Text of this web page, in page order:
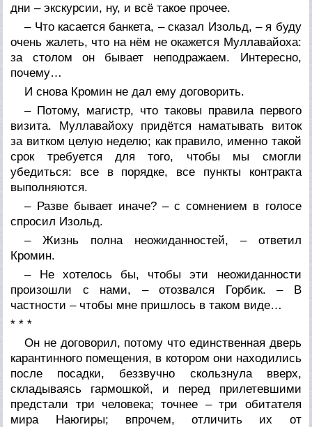
дни – экскурсии, ну, и всё такое прочее.
– Что касается банкета, – сказал Изольд, – я буду
очень жалеть, что на нём не окажется Муллавайоха:
за столом он бывает неподражаем. Интересно,
почему…
И снова Кромин не дал ему договорить.
– Потому, магистр, что таковы правила первого
визита. Муллавайоху придётся наматывать виток
за витком целую неделю; как правило, именно такой
срок требуется для того, чтобы мы смогли
убедиться: все в порядке, все пункты контракта
выполняются.
– Разве бывает иначе? – с сомнением в голосе
спросил Изольд.
– Жизнь полна неожиданностей, – ответил
Кромин.
– Не хотелось бы, чтобы эти неожиданности
произошли с нами, – отозвался Горбик. – В
частности – чтобы мне пришлось в таком виде…
* * *
Он не договорил, потому что единственная дверь
карантинного помещения, в котором они находились
после посадки, беззвучно скользнула вверх,
складываясь гармошкой, и перед прилетевшими
предстали три человека; точнее – три обитателя
мира Наюгиры; впрочем, отличить их от